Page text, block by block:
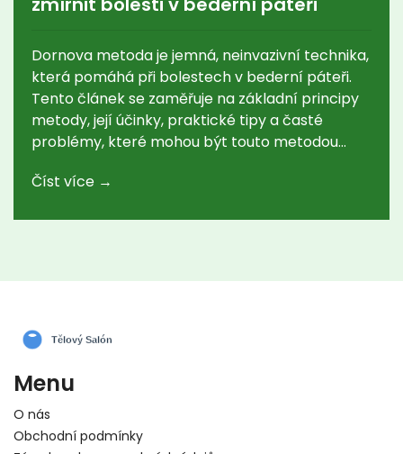
Dornova metoda je jemná, neinvazivní technika,
která pomáhá při bolestech v bederní páteři.
Tento článek se zaměřuje na základní principy
metody, její účinky, praktické tipy a časté
problémy, které mohou být touto metodou
nabízí tento článek cenné informace a rady.
Číst více →
Menu
O nás
Obchodní podmínky